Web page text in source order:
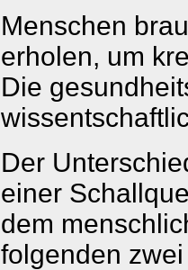
Menschen
erholen, um
Die
Der
einer
dem
folgenden